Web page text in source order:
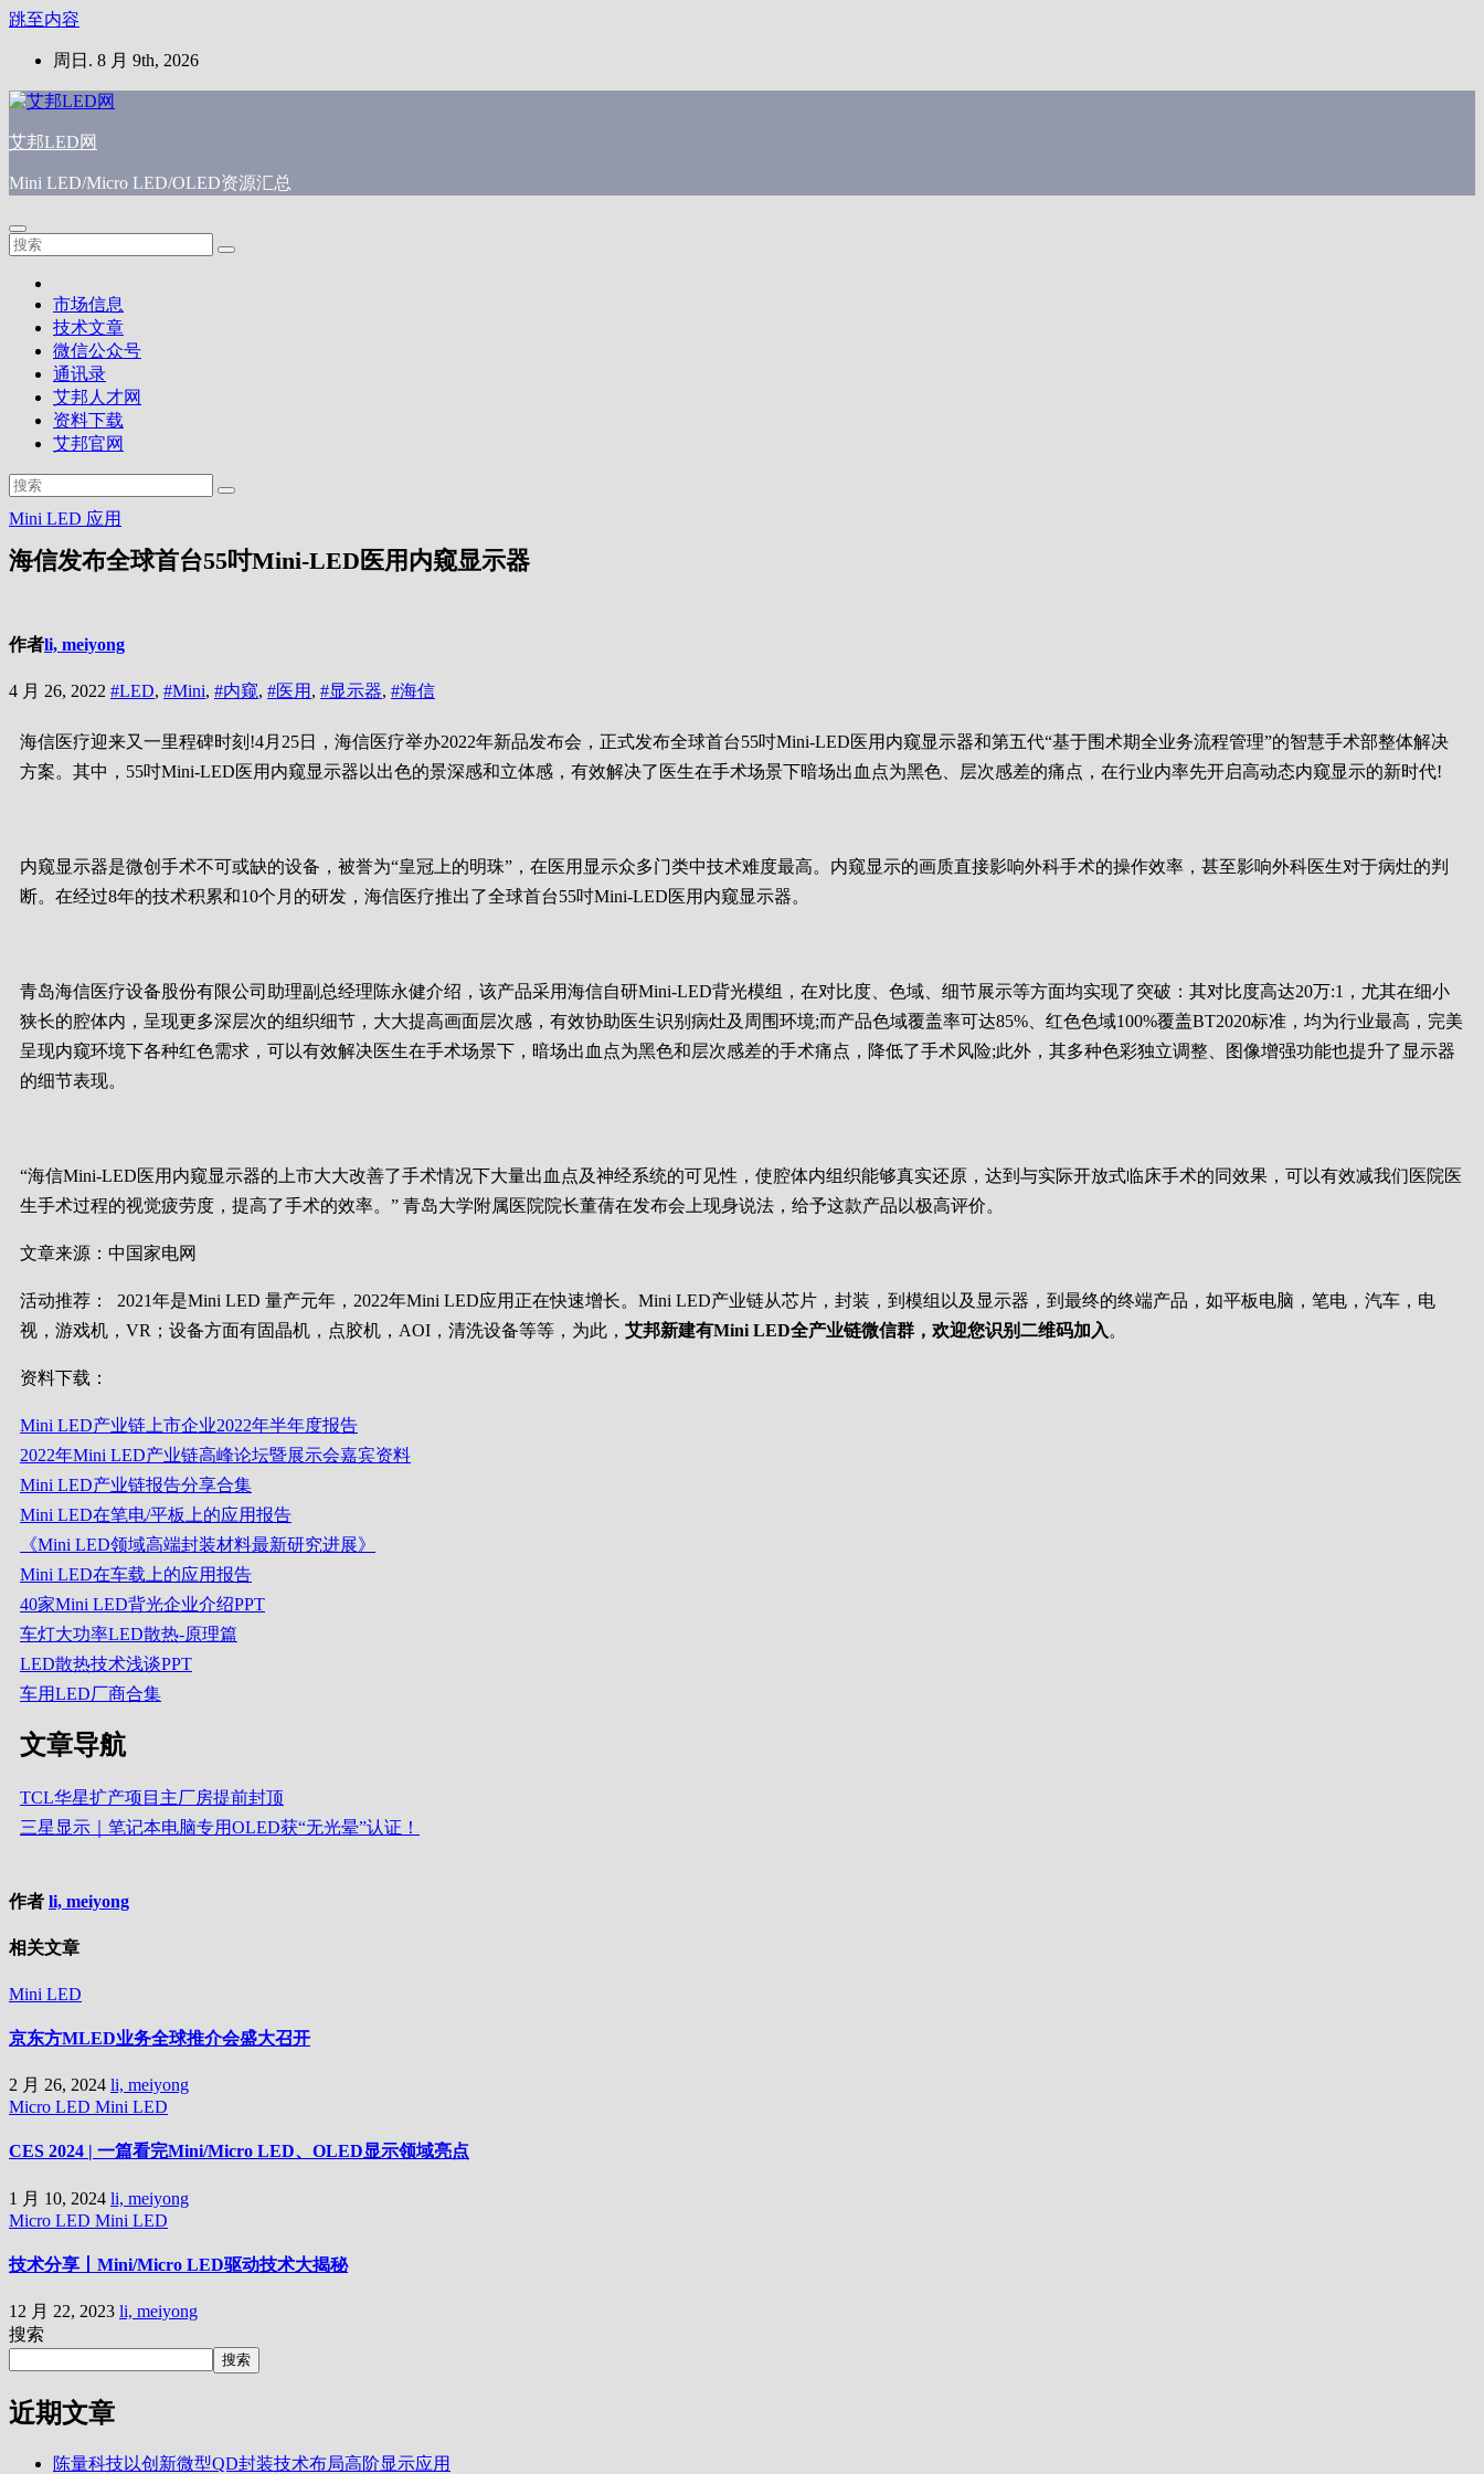
跳至内容
周日. 8 月 9th, 2026
艾邦LED网
Mini LED/Micro LED/OLED资源汇总
市场信息
技术文章
微信公众号
通讯录
艾邦人才网
资料下载
艾邦官网
Mini LED 应用
海信发布全球首台55吋Mini-LED医用内窥显示器
作者li, meiyong
4 月 26, 2022 #LED, #Mini, #内窥, #医用 , #显示器, #海信
海信医疗迎来又一里程碑时刻!4月25日，海信医疗举办2022年新品发布会，正式发布全球首台55吋Mini-LED医用内窥显示器和第五代“基于围术期全业务流程管理”的智慧手术部整体解决
方案。其中，55吋Mini-LED医用内窥显示器以出色的景深感和立体感，有效解决了医生在手术场景下暗场出血点为黑色、层次感差的痛点，在行业内率先开启高动态内窥显示的新时代!
内窥显示器是微创手术不可或缺的设备，被誉为“皇冠上的明珠”，在医用显示众多门类中技术难度最高。内窥显示的画质直接影响外科手术的操作效率，甚至影响外科医生对于病灶的判
断。在经过8年的技术积累和10个月的研发，海信医疗推出了全球首台55吋Mini-LED医用内窥显示器。
青岛海信医疗设备股份有限公司助理副总经理陈永健介绍，该产品采用海信自研Mini-LED背光模组，在对比度、色域、细节展示等方面均实现了突破：其对比度高达20万:1，尤其在细小
狭长的腔体内，呈现更多深层次的组织细节，大大提高画面层次感，有效协助医生识别病灶及周围环境;而产品色域覆盖率可达85%、红色色域100%覆盖BT2020标准，均为行业最高，完美
呈现内窥环境下各种红色需求，可以有效解决医生在手术场景下，暗场出血点为黑色和层次感差的手术痛点，降低了手术风险;此外，其多种色彩独立调整、图像增强功能也提升了显示器
的细节表现。
“海信Mini-LED医用内窥显示器的上市大大改善了手术情况下大量出血点及神经系统的可见性，使腔体内组织能够真实还原，达到与实际开放式临床手术的同效果，可以有效减我们医院医
生手术过程的视觉疲劳度，提高了手术的效率。” 青岛大学附属医院院长董蒨在发布会上现身说法，给予这款产品以极高评价。
文章来源：中国家电网
活动推荐：
2021年是Mini LED 量产元年，2022年Mini LED应用正在快速增长。Mini LED产业链从芯片，封装，到模组以及显示器，到最终的终端产品，如平板电脑，笔电，汽车，电
视，游戏机，VR；设备方面有固晶机，点胶机，AOI，清洗设备等等，为此， 艾邦新建有Mini LED全产业链微信群，欢迎您识别二维码加入 。
资料下载：
Mini LED产业链上市企业2022年半年度报告
2022年Mini LED产业链高峰论坛暨展示会嘉宾资料
Mini LED产业链报告分享合集
Mini LED在笔电/平板上的应用报告
《Mini LED领域高端封装材料最新研究进展》
Mini LED在车载上的应用报告
40家Mini LED背光企业介绍PPT
车灯大功率LED散热-原理篇
LED散热技术浅谈PPT
车用LED厂商合集
文章导航
TCL华星扩产项目主厂房提前封顶
三星显示｜笔记本电脑专用OLED获“无光晕”认证！
作者 li, meiyong
相关文章
Mini LED
京东方MLED业务全球推介会盛大召开
2 月 26, 2024 li, meiyong
Micro LED Mini LED
CES 2024 | 一篇看完Mini/Micro LED、OLED显示领域亮点
1 月 10, 2024 li, meiyong
Micro LED Mini LED
技术分享丨Mini/Micro LED驱动技术大揭秘
12 月 22, 2023 li, meiyong
搜索
搜索
近期文章
陈量科技以创新微型QD封装技术布局高阶显示应用